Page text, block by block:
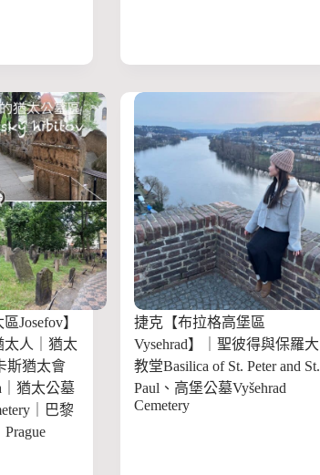
Josefov】
太人｜猶太
斯猶太會
｜猶太公墓
｜巴黎
Prague
捷克【布拉格高堡區
Vysehrad】｜聖彼得與保羅大
教堂Basilica of St. Peter and St.
Paul、高堡公墓Vyšehrad
Cemetery